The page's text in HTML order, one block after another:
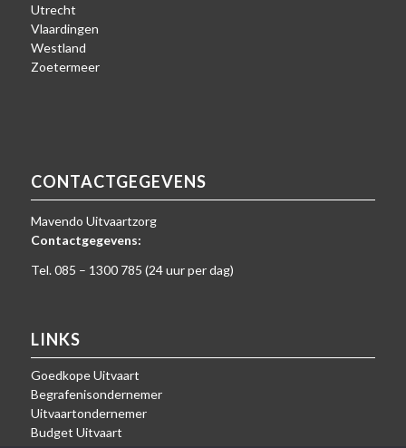
Utrecht
Vlaardingen
Westland
Zoetermeer
CONTACTGEGEVENS
Mavendo Uitvaartzorg
Contactgegevens:
Tel. 085 – 1300 785 (24 uur per dag)
LINKS
Goedkope Uitvaart
Begrafenisondernemer
Uitvaartondernemer
Budget Uitvaart